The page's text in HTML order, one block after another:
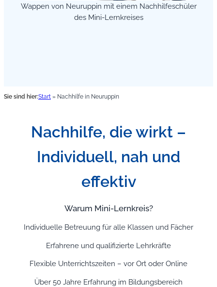
Wappen von Neuruppin mit einem Nachhilfeschüler
des Mini-Lernkreises
Sie sind hier:Start » Nachhilfe in Neuruppin
Nachhilfe, die wirkt –
Individuell, nah und
effektiv
Warum Mini-Lernkreis?
Individuelle Betreuung für alle Klassen und Fächer
Erfahrene und qualifizierte Lehrkräfte
Flexible Unterrichtszeiten – vor Ort oder Online
Über 50 Jahre Erfahrung im Bildungsbereich